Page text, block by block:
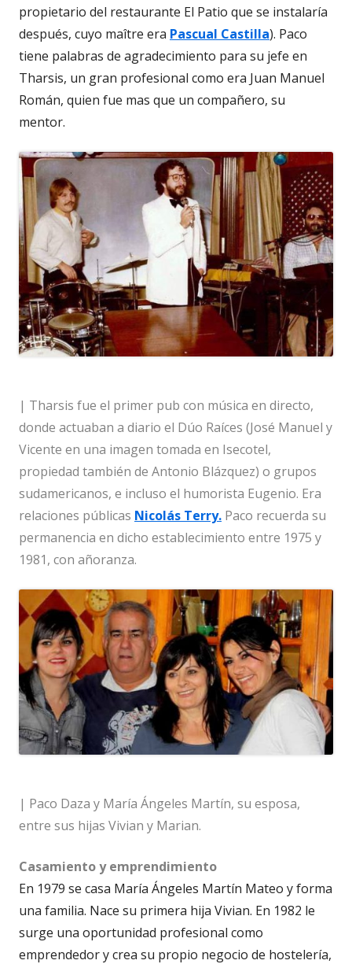
propietario del restaurante El Patio que se instalaría
después, cuyo maître era Pascual Castilla). Paco
tiene palabras de agradecimiento para su jefe en
Tharsis, un gran profesional como era Juan Manuel
Román, quien fue mas que un compañero, su
mentor.
| Tharsis fue el primer pub con música en directo,
donde actuaban a diario el Dúo Raíces (José Manuel y
Vicente en una imagen tomada en Isecotel,
propiedad también de Antonio Blázquez) o grupos
sudamericanos, e incluso el humorista Eugenio. Era
relaciones públicas Nicolás Terry. Paco recuerda su
permanencia en dicho establecimiento entre 1975 y
1981, con añoranza.
| Paco Daza y María Ángeles Martín, su esposa,
entre sus hijas Vivian y Marian.
Casamiento y emprendimiento
En 1979 se casa María Ángeles Martín Mateo y forma
una familia. Nace su primera hija Vivian. En 1982 le
surge una oportunidad profesional como
emprendedor y crea su propio negocio de hostelería,